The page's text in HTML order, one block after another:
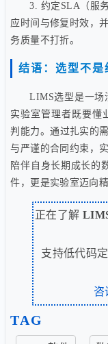
3. 约定SLA（服
应时间与修复时效，
务质量不打折。
结语：选型不
LIMS选型是一场
实验室管理者既要懂
判能力。通过扎实的
与严谨的合同约束，
陪伴自身长期成长的
件，更是实验室迈向
正在了解
支持低代码
咨
TAG